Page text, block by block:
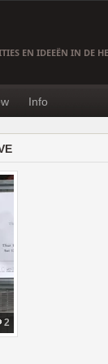
EN IDEEËN IN DE
Info
2